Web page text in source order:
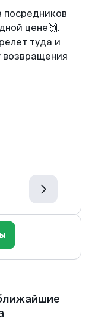
посредников
цене🙌.
туда и
возвращения